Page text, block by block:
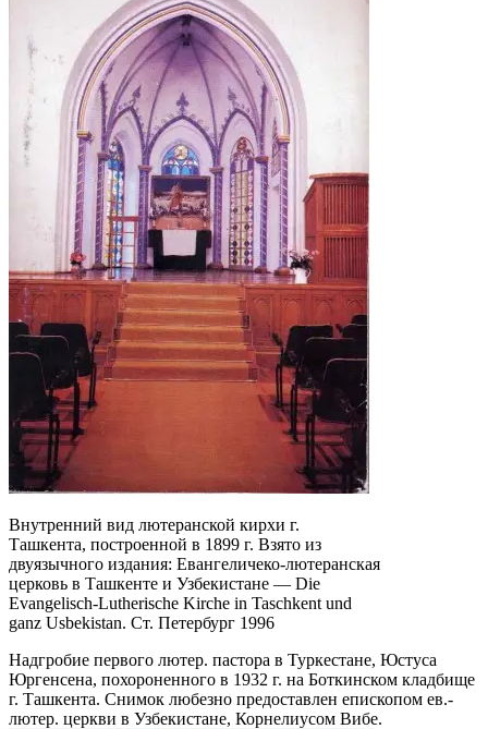
Внутренний вид лютеранской кирхи г.
Ташкента, построенной в 1899 г. Взято из
двуязычного издания: Евангеличеко-лютеранская
церковь в Ташкенте и Узбекистане — Die
Evangelisch-Lutherische Kirche in Taschkent und
ganz Usbekistan. Ст. Петербург 1996
Надгробие первого лютер. пастора в Туркестане, Юстуса
Юргенсена, похороненного в 1932 г. на Боткинском кладбище
г. Ташкента. Снимок любезно предоставлен епископом ев.-
лютер. церкви в Узбекистане, Корнелиусом Вибе.